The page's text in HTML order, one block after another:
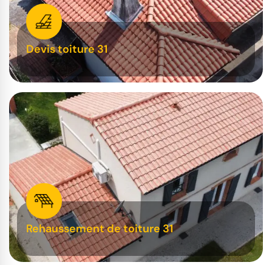
Devis toiture 31
Rehaussement de toiture 31